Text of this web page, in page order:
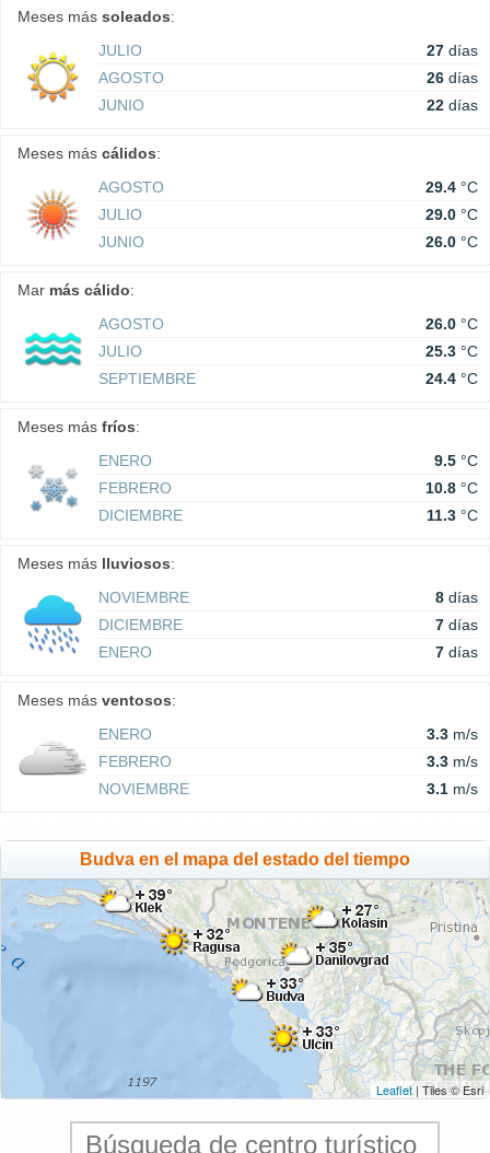
Meses más soleados:
JULIO
27 días
AGOSTO
26 días
JUNIO
22 días
Meses más cálidos:
AGOSTO
29.4 °C
JULIO
29.0 °C
JUNIO
26.0 °C
Mar más cálido:
AGOSTO
26.0 °C
JULIO
25.3 °C
SEPTIEMBRE
24.4 °C
Meses más fríos:
ENERO
9.5 °C
FEBRERO
10.8 °C
DICIEMBRE
11.3 °C
Meses más lluviosos:
NOVIEMBRE
8 días
DICIEMBRE
7 días
ENERO
7 días
Meses más ventosos:
ENERO
3.3 m/s
FEBRERO
3.3 m/s
NOVIEMBRE
3.1 m/s
Budva en el mapa del estado del tiempo
Leaflet | Tiles © Esri